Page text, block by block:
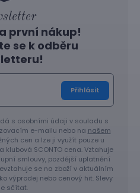
první nákup!
se k odběru
Přihlásit
s osobními údaji v souladu s
e-mailu nebo na našem
cen a lze ji využít pouze u
klubová SCONTO cena. Vztahuje
smlouvy, pozdější uplatnění
se na zboží v aktuálním
výprodej nebo cenový hit. Slevy
sčítat.